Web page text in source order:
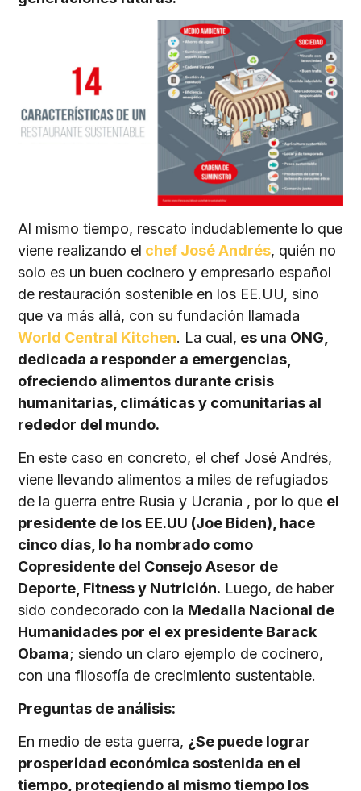
Al mismo tiempo, rescato indudablemente lo que
viene realizando el chef José Andrés, quién no
solo es un buen cocinero y empresario español
de restauración sostenible en los EE.UU, sino
que va más allá, con su fundación llamada
World Central Kitchen. La cual, es una ONG,
dedicada a responder a emergencias,
ofreciendo alimentos durante crisis
humanitarias, climáticas y comunitarias al
rededor del mundo.
En este caso en concreto, el chef José Andrés,
viene llevando alimentos a miles de refugiados
de la guerra entre Rusia y Ucrania , por lo que el
presidente de los EE.UU (Joe Biden), hace
cinco días, lo ha nombrado como
Copresidente del Consejo Asesor de
Deporte, Fitness y Nutrición. Luego, de haber
sido condecorado con la Medalla Nacional de
Humanidades por el ex presidente Barack
Obama; siendo un claro ejemplo de cocinero,
con una filosofía de crecimiento sustentable.
Preguntas de análisis:
En medio de esta guerra, ¿Se puede lograr
prosperidad económica sostenida en el
tiempo, protegiendo al mismo tiempo los